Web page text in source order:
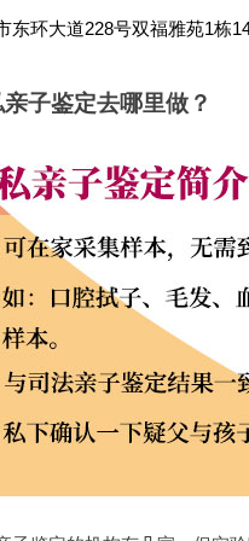
东环大道228号双福雅苑1栋
子鉴定去哪里做？